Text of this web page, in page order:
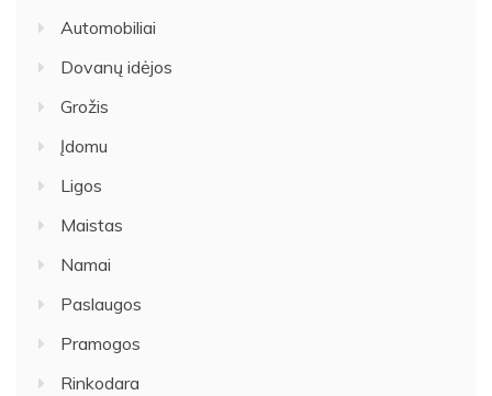
Automobiliai
Dovanų idėjos
Grožis
Įdomu
Ligos
Maistas
Namai
Paslaugos
Pramogos
Rinkodara